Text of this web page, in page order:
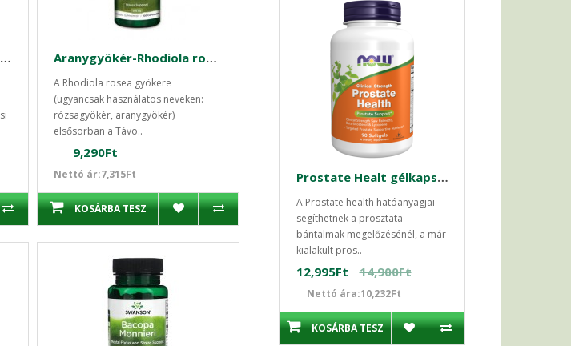
Aloe Vera 25 mg / 100 db lágyzselatin kapszula Swanson Aranygyökér-Rhodiola rosea 100db kapszula -
A Rhodiola rosea gyökere
(ugyancsak használatos neveken:
rózsagyökér, aranygyökér)
elsősorban a Távo..
9,290Ft
Nettó ár:7,315Ft
KOSÁRBA TESZ
Prostate Healt gélkapszula 90db Now Prosztata kezelése
A Prostate health hatóanyagjai
segíthetnek a prosztata
bántalmak megelőzésénél, a már
kialakult pros..
12,995Ft 14,900Ft
Nettó ára:10,232Ft
KOSÁRBA TESZ